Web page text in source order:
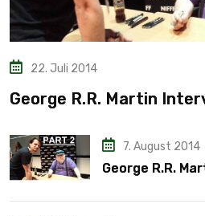
22. Juli 2014
George R.R. Martin
7. August 2014
George R.R.